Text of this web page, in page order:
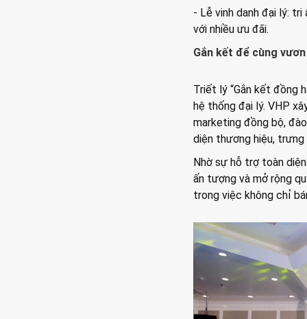
- Lễ vinh danh đại lý:
với nhiều ưu đãi.
Gắn kết để cùng
Triết lý “Gắn kết đồng
hệ thống đại lý. VHP
marketing đồng bộ,
diện thương hiệu, trưng
Nhờ sự hỗ trợ toàn
ấn tượng và mở rộng
trong việc không chỉ